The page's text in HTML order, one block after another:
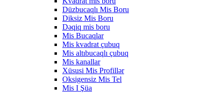
Düzbucaqlı Mis Boru
Diksiz Mis Boru
Dəqiq mis boru
Mis Bucaqlar
Mis kvadrat çubuq
Mis altıbucaqlı çubuq
Mis kanallar
Xüsusi Mis Profillər
Oksigensiz Mis Tel
Mis I Şüa